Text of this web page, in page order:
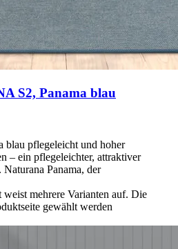
S2, Panama blau
blau pflegeleicht und hoher
– ein pflegeleichter, attraktiver
Panama, der
weist mehrere Varianten auf. Die
gewählt werden